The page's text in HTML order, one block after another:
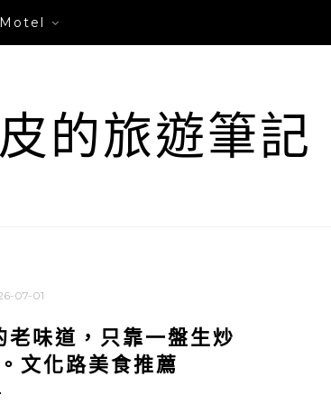
的旅遊筆記
07-01
味道，只靠一盤生炒
文化路美食推薦